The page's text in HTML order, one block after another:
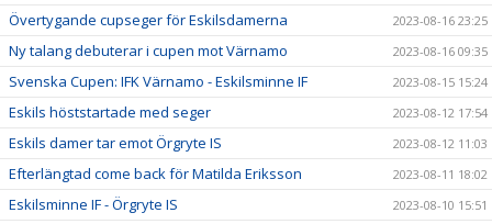
Övertygande cupseger för Eskilsdamerna 2023-08-16 23:25
Ny talang debuterar i cupen mot Värnamo 2023-08-16 09:35
Svenska Cupen: IFK Värnamo - Eskilsminne IF 2023-08-15 15:24
Eskils höststartade med seger 2023-08-12 17:54
Eskils damer tar emot Örgryte IS 2023-08-12 11:03
Efterlängtad come back för Matilda Eriksson 2023-08-11 18:02
Eskilsminne IF - Örgryte IS 2023-08-10 15:51